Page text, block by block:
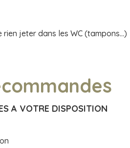
rien jeter dans les WC (tampons...)
A VOTRE DISPOSITION